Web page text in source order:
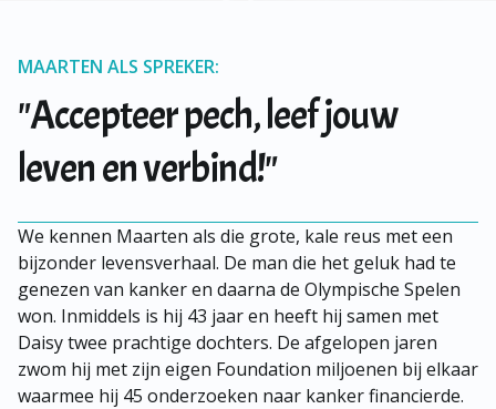
MAARTEN ALS SPREKER:
"Accepteer pech, leef jouw
leven en verbind!"
We kennen Maarten als die grote, kale reus met een
bijzonder levensverhaal. De man die het geluk had te
genezen van kanker en daarna de Olympische Spelen
won. Inmiddels is hij 43 jaar en heeft hij samen met
Daisy twee prachtige dochters. De afgelopen jaren
zwom hij met zijn eigen Foundation miljoenen bij elkaar
waarmee hij 45 onderzoeken naar kanker financierde.